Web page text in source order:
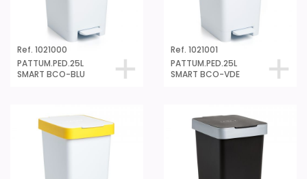
Ref. 1021000
PATTUM.PED.25L
SMART BCO-BLU
Ref. 1021001
PATTUM.PED.25L
SMART BCO-VDE